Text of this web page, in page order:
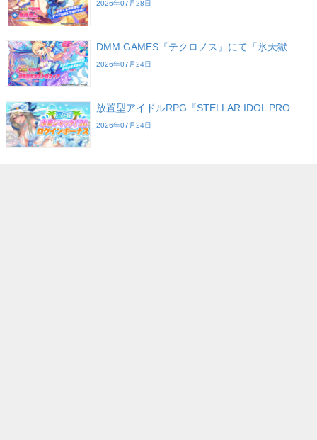
2026年07月28日
DMM GAMES『テクロノス』にて「氷天獄…
2026年07月24日
放置型アイドルRPG『STELLAR IDOL PRO…
2026年07月24日